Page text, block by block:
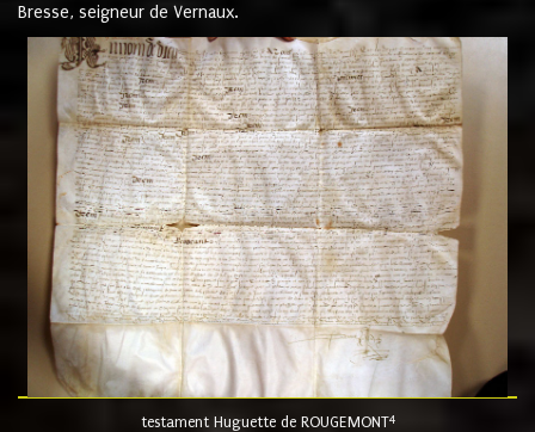
Bresse, seigneur de Vernaux.
testament Huguette de ROUGEMONT4